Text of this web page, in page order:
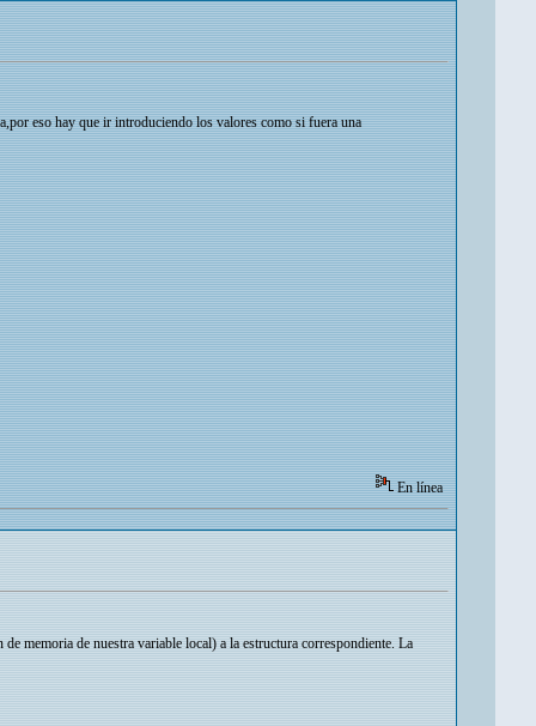
eso hay que ir introduciendo los valores como si fuera una
En línea
memoria de nuestra variable local) a la estructura correspondiente. La